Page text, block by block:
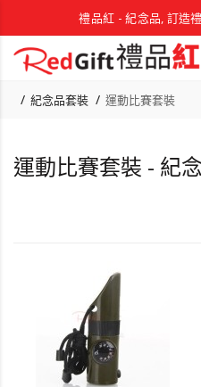
禮品紅 - 紀念品, 訂造
紀念品套裝 運動比賽套裝
運動比賽套裝 - 紀